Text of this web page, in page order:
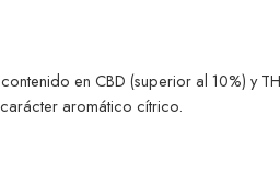
en CBD (superior al 10%) y
aromático cítrico.